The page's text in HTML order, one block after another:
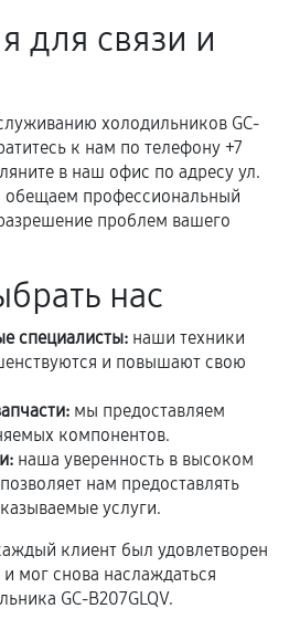
работы может
или частично, если
условия:
детали подходят по
и не имеют внешних
нашим сервисным
сами комплектующие
производителя или
сторонних деталей
не несет.
для связи и
холодильников GC-
к нам по телефону +7
в наш офис по адресу ул.
профессиональный
проблем вашего
нас
специалисты: наши техники
и повышают свою
мы предоставляем
компонентов.
наша уверенность в высоком
нам предоставлять
услуги.
клиент был удовлетворен
мог снова наслаждаться
GC-B207GLQV.